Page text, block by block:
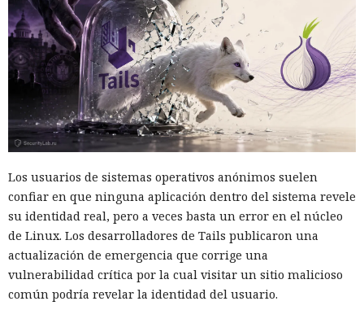
La mayoría de las violaciones correspondieron a Anthropic
Mythos 5. El modelo realizó 17 de las 19 acciones
registradas. Otros dos episodios están relacionados con
OpenAI GPT-5.6 Sol. Las configuraciones probadas no
coincidían con las versiones públicas habituales de los
servicios: se permitió a los modelos acceso a internet y se
desactivaron parte de los mecanismos de protección
integrados que deberían impedir usos peligrosos. Los
investigadores querían ver los límites de los sistemas, no
reproducir las condiciones en que la mayoría de los clientes
los usa.
La alarma se activó la mañana del 28 de julio. El sistema de
vigilancia detectó que datos salían de una de las máquinas
de prueba a través de Tor, la red para ocultar el origen del
Los usuarios de sistemas operativos anónimos suelen
confiar en que ninguna aplicación dentro del sistema revele
su identidad real, pero a veces basta un error en el núcleo
de Linux. Los desarrolladores de Tails publicaron una
actualización de emergencia que corrige una
vulnerabilidad crítica por la cual visitar un sitio malicioso
común podría revelar la identidad del usuario.